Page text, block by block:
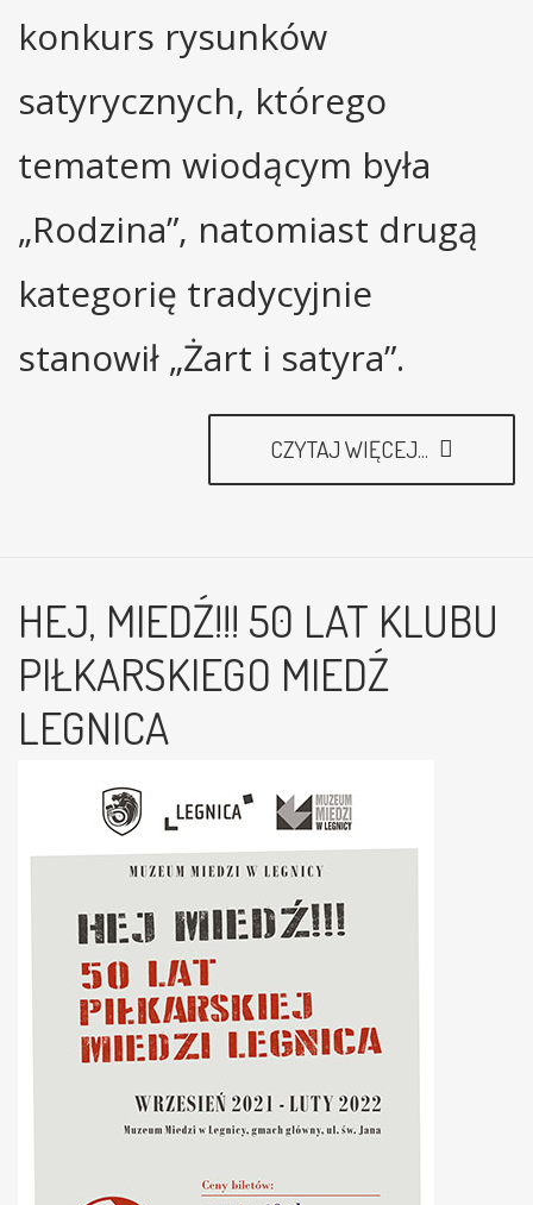
konkurs rysunków
satyrycznych, którego
tematem wiodącym była
„Rodzina”, natomiast drugą
kategorię tradycyjnie
stanowił „Żart i satyra”.
CZYTAJ WIĘCEJ...
HEJ, MIEDŹ!!! 50 LAT KLUBU
PIŁKARSKIEGO MIEDŹ
LEGNICA